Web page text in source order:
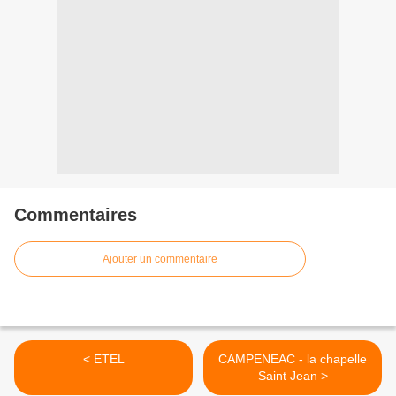
Commentaires
Ajouter un commentaire
< ETEL
CAMPENEAC - la chapelle
Saint Jean >